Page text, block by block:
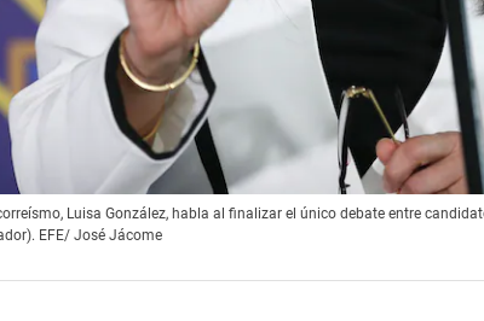
Luisa González, habla al finalizar el único debate entre
EFE/ José Jácome